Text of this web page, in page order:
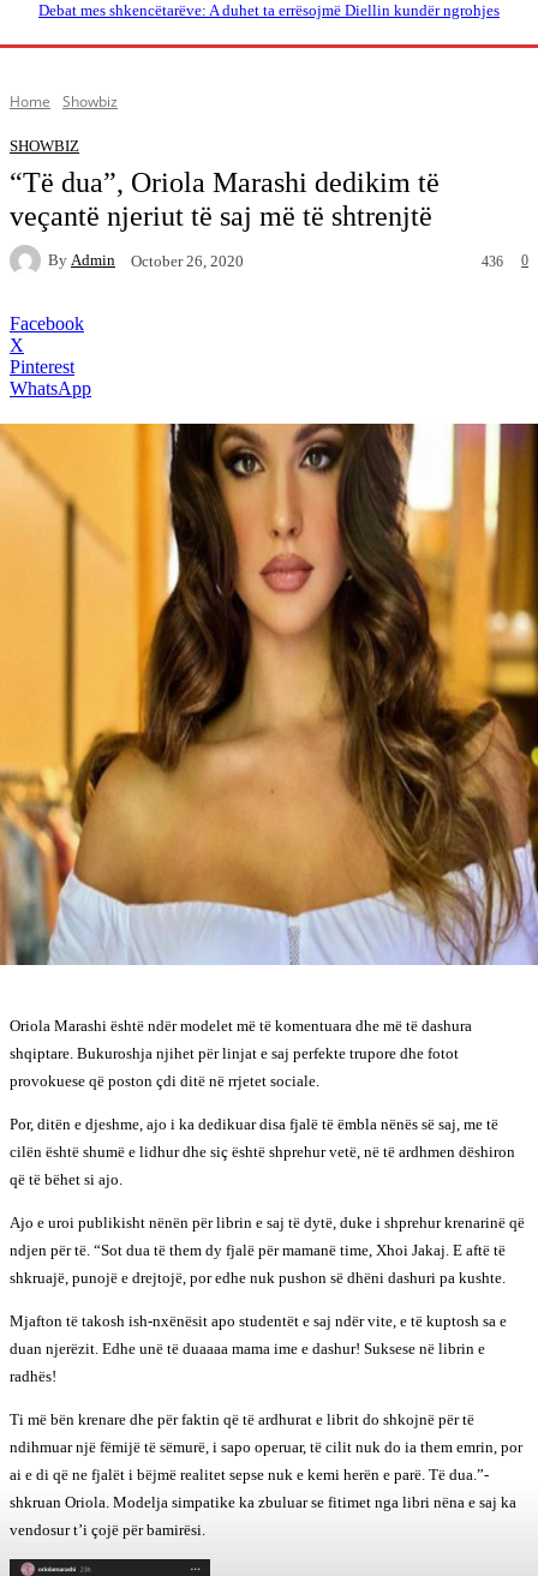
Debat mes shkencëtarëve: A duhet ta errësojmë Diellin kundër ngrohjes
Home Showbiz
SHOWBIZ
“Të dua”, Oriola Marashi dedikim të
veçantë njeriut të saj më të shtrenjtë
By Admin October 26, 2020 0
436
Facebook
X
Pinterest
WhatsApp
Oriola Marashi është ndër modelet më të komentuara dhe më të dashura
shqiptare. Bukuroshja njihet për linjat e saj perfekte trupore dhe fotot
provokuese që poston çdi ditë në rrjetet sociale.
Por, ditën e djeshme, ajo i ka dedikuar disa fjalë të ëmbla nënës së saj, me të
cilën është shumë e lidhur dhe siç është shprehur vetë, në të ardhmen dëshiron
që të bëhet si ajo.
Ajo e uroi publikisht nënën për librin e saj të dytë, duke i shprehur krenarinë që
ndjen për të. “Sot dua të them dy fjalë për mamanë time, Xhoi Jakaj. E aftë të
shkruajë, punojë e drejtojë, por edhe nuk pushon së dhëni dashuri pa kushte.
Mjafton të takosh ish-nxënësit apo studentët e saj ndër vite, e të kuptosh sa e
duan njerëzit. Edhe unë të duaaaa mama ime e dashur! Suksese në librin e
radhës!
Ti më bën krenare dhe për faktin që të ardhurat e librit do shkojnë për të
ndihmuar një fëmijë të sëmurë, i sapo operuar, të cilit nuk do ia them emrin, por
ai e di që ne fjalët i bëjmë realitet sepse nuk e kemi herën e parë. Të dua.”-
shkruan Oriola. Modelja simpatike ka zbuluar se fitimet nga libri nëna e saj ka
vendosur t’i çojë për bamirësi.